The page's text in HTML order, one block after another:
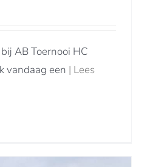
AB Toernooi HC
vandaag een | Lees